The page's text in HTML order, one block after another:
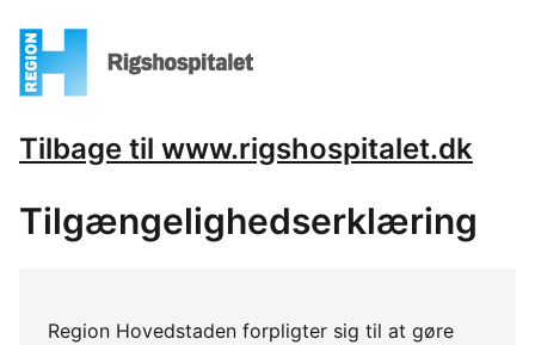
Tilbage til www.rigshospitalet.dk
Tilgængelighedserklæring
Region Hovedstaden forpligter sig til at gøre